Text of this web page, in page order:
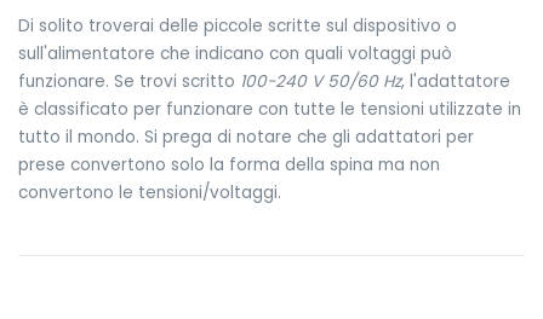
Di solito troverai delle piccole scritte sul dispositivo o
sull'alimentatore che indicano con quali voltaggi può
funzionare. Se trovi scritto 100-240 V 50/60 Hz, l'adattatore
è classificato per funzionare con tutte le tensioni utilizzate in
tutto il mondo. Si prega di notare che gli adattatori per
prese convertono solo la forma della spina ma non
convertono le tensioni/voltaggi.